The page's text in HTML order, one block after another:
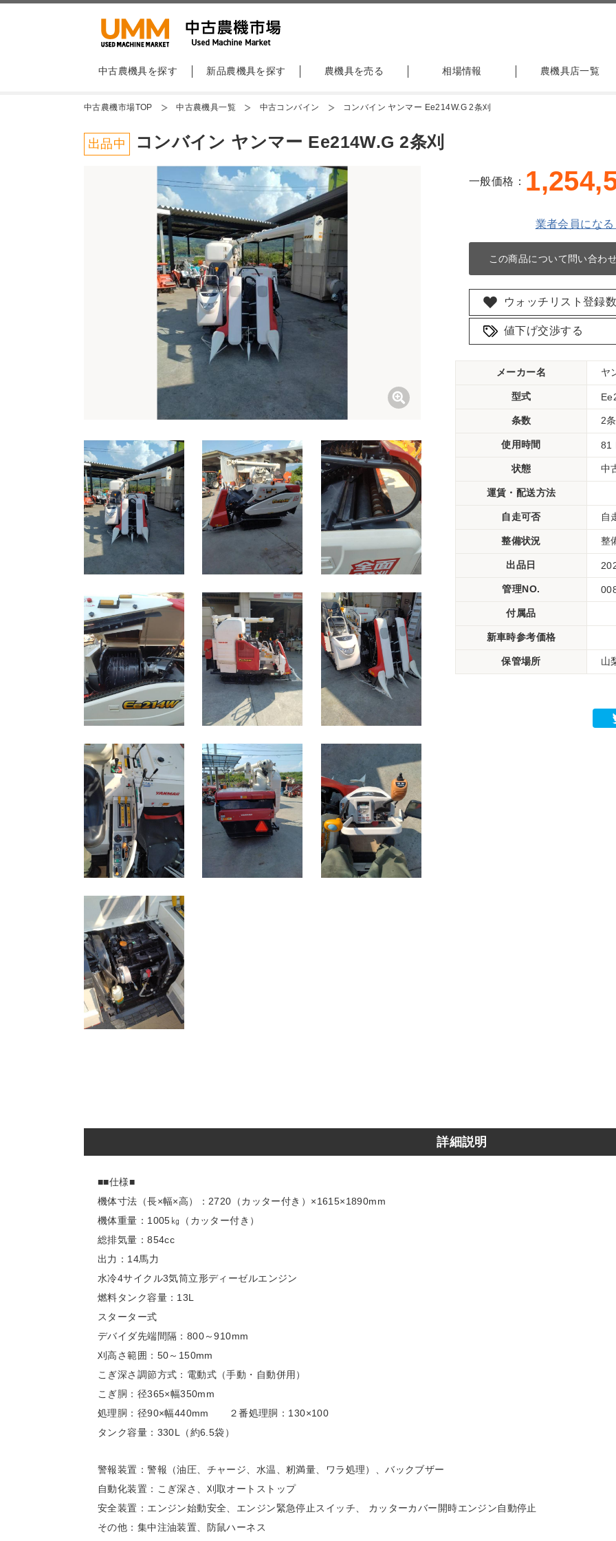
中古農機具を探す 新品農機具を探す 農機具を売る 相場情報 農機具店一覧
中古農機市場TOP 中古農機具一覧 中古コンバイン コンバイン ヤンマー Ee214W.G 2条刈
出品中 コンバイン ヤンマー Ee214W.G 2条刈
一般価格：
業者会員にな
この商品について問い合わ
ウォッチリスト登録
値下げ交渉する
メーカー名 ヤ
型式
条数 2
使用時間 81
状態 中
運賃・配送方法
自走可否 自
整備状況 整
出品日
管理NO.
付属品
新車時参考価格
保管場所 山
詳細説明
■■仕様■
機体寸法（長×幅×高）：2720（カッター付き）×1615×1890mm
機体重量：1005㎏（カッター付き）
総排気量：854cc
出力：14馬力
水冷4サイクル3気筒立形ディーゼルエンジン
燃料タンク容量：13L
スターター式
デバイダ先端間隔：800～910mm
刈高さ範囲：50～150mm
こぎ深さ調節方式：電動式（手動・自動併用）
こぎ胴：径365×幅350mm
処理胴：径90×幅440mm ２番処理胴：130×100
タンク容量：330L（約6.5袋）
警報装置：警報（油圧、チャージ、水温、籾満量、ワラ処理）、バックブザー
自動化装置：こぎ深さ、刈取オートストップ
安全装置：エンジン始動安全、エンジン緊急停止スイッチ、 カッターカバー開時エンジン自動停止
その他：集中注油装置、防鼠ハーネス